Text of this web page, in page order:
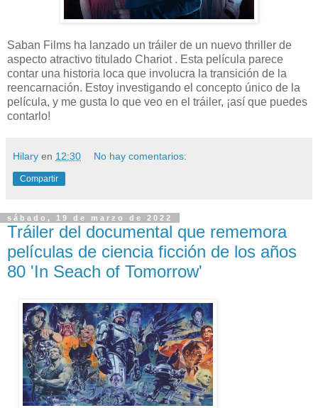
Saban Films ha lanzado un tráiler de un nuevo thriller de
aspecto atractivo titulado Chariot . Esta película parece
contar una historia loca que involucra la transición de la
reencarnación. Estoy investigando el concepto único de la
película, y me gusta lo que veo en el tráiler, ¡así que puedes
contarlo!
Hilary en 12:30 No hay comentarios:
Compartir
sábado, 19 de marzo de 2022
Tráiler del documental que rememora
películas de ciencia ficción de los años
80 'In Seach of Tomorrow'